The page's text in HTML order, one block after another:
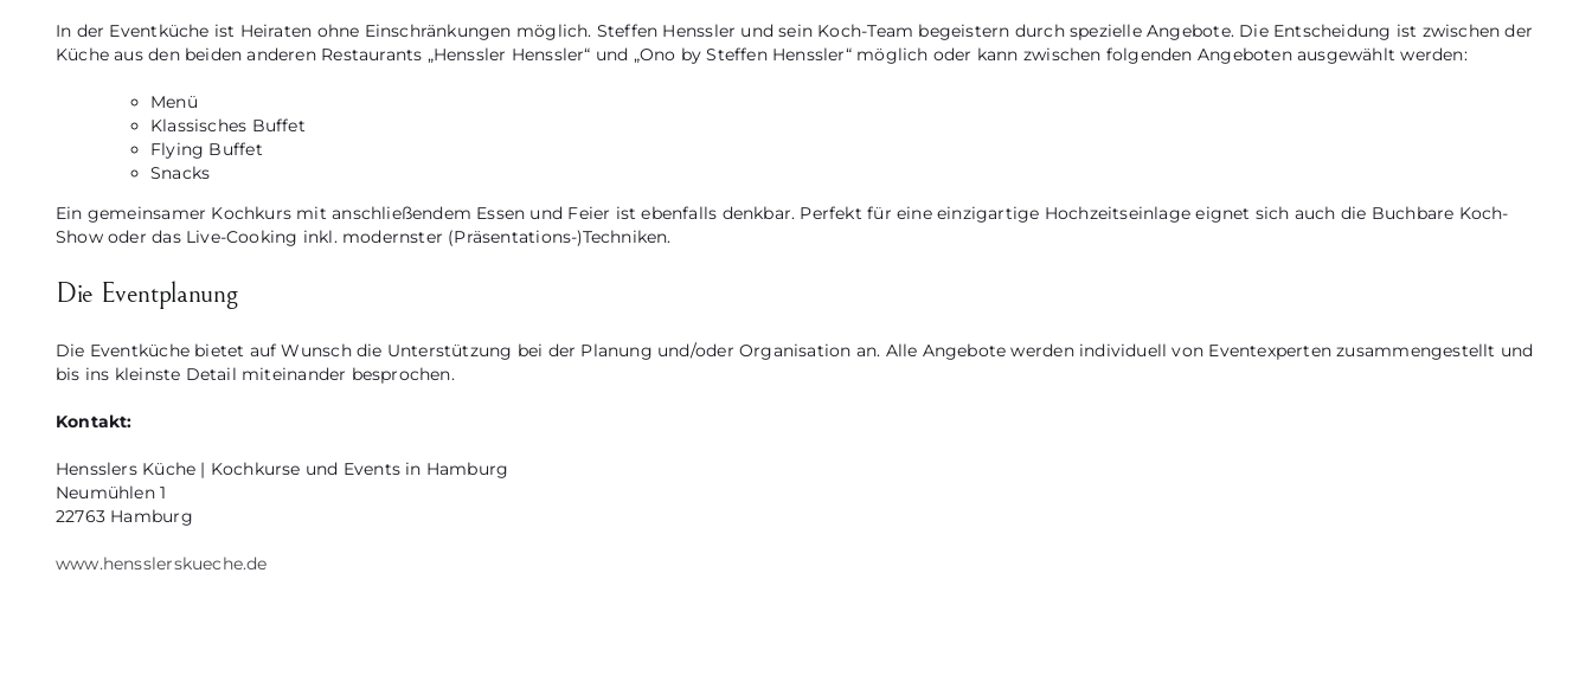
In der Eventküche ist Heiraten ohne Einschränkungen möglich. Steffen Henssler und sein Koch-Team begeistern durch spezielle Angebote. Die Entscheidung ist zwischen der
Küche aus den beiden anderen Restaurants „Henssler Henssler“ und „Ono by Steffen Henssler“ möglich oder kann zwischen folgenden Angeboten ausgewählt werden:
Menü
Klassisches Buffet
Flying Buffet
Snacks
Ein gemeinsamer Kochkurs mit anschließendem Essen und Feier ist ebenfalls denkbar. Perfekt für eine einzigartige Hochzeitseinlage eignet sich auch die Buchbare Koch-
Show oder das Live-Cooking inkl. modernster (Präsentations-)Techniken.
Die Eventplanung
Die Eventküche bietet auf Wunsch die Unterstützung bei der Planung und/oder Organisation an. Alle Angebote werden individuell von Eventexperten zusammengestellt und
bis ins kleinste Detail miteinander besprochen.
Kontakt:
Hensslers Küche | Kochkurse und Events in Hamburg
Neumühlen 1
22763 Hamburg
www.hensslerskueche.de